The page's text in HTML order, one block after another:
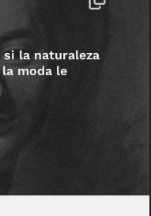
si la naturaleza
moda le